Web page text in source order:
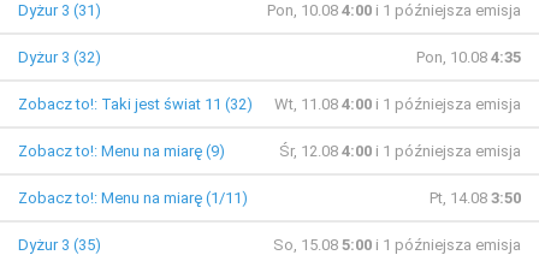
Dyżur 3 (31) Pon, 10.08 4:00 i 1 późniejsza emisja
Dyżur 3 (32) Pon, 10.08 4:35
Zobacz to!: Taki jest świat 11 (32) Wt, 11.08 4:00 i 1 późniejsza emisja
Zobacz to!: Menu na miarę (9) Śr, 12.08 4:00 i 1 późniejsza emisja
Zobacz to!: Menu na miarę (1/11) Pt, 14.08 3:50
Dyżur 3 (35) So, 15.08 5:00 i 1 późniejsza emisja